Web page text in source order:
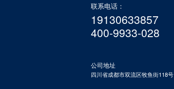
联系电话：
19130633857
400-9933-028
公司地址
四川省成都市双流区牧鱼街118号